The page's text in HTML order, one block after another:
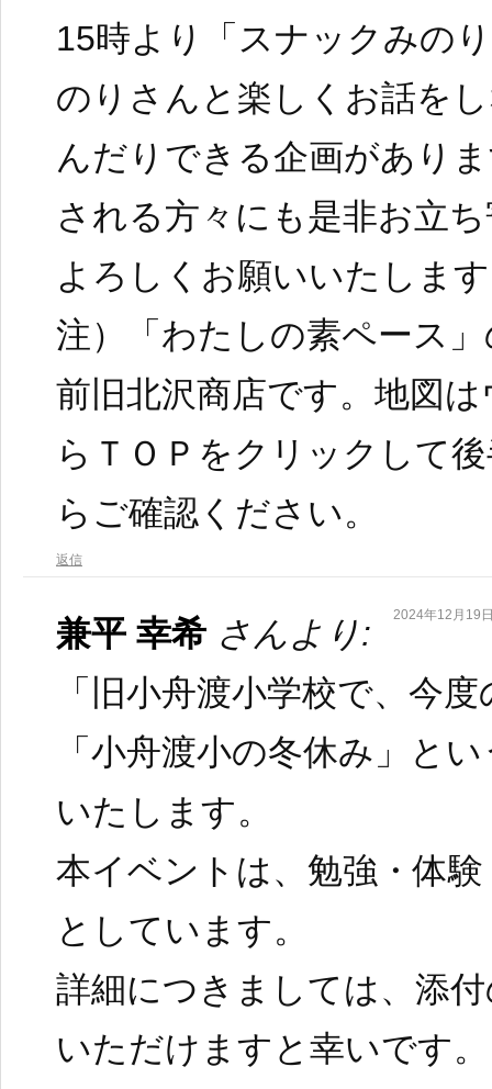
15時より「スナックみの
のりさんと楽しくお話を
んだりできる企画があり
される方々にも是非お立
よろしくお願いいたしま
注）「わたしの素ペース
前旧北沢商店です。地図
らＴＯＰをクリックして
らご確認ください。
返信
兼平 幸希 さんより: 2024年12月19
「旧小舟渡小学校で、今
「小舟渡小の冬休み」と
いたします。
本イベントは、勉強・体
としています。
詳細につきましては、添
いただけますと幸いです。